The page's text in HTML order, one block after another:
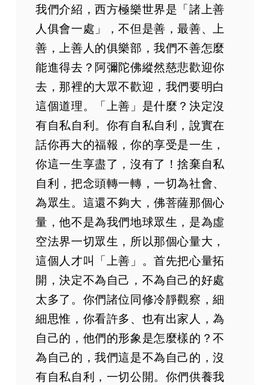
我們介紹，西方極樂世界是「諸上善
人俱會一處」，不但是善，最善、上
善，上善人的俱樂部，我們不善怎麼
能進得去？阿彌陀佛縱然慈悲歡迎你
去，那裡的大眾不歡迎，我們要明白
這個道理。「上善」是什麼？決定沒
有自私自利。你有自私自利，說實在
話你再大的福報，你的享受是一生，
你這一生享盡了，沒有了！捨棄自私
自利，把念頭轉一轉，一切為社會、
為眾生。這還不夠大，佛菩薩那個心
量，他不是為我們地球眾生，是為虛
空法界一切眾生，所以那個心量大，
這個人才叫「上善」。首先把心量拓
開，決定不為自己，不為自己的好處
太多了。你們諸位同修冷靜觀察，細
細思惟，你看許多、也有出家人，為
自己的，他們的形象是怎麼樣的？不
為自己的，我們這是不為自己的，沒
有自私自利，一切公開。你們供養我